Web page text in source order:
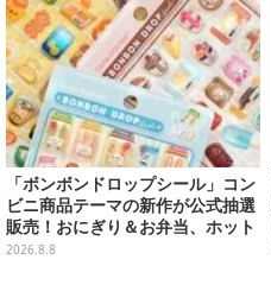
「ボンボンドロップシール」コン
ビニ商品テーマの新作が公式抽選
販売！おにぎり＆お弁当、ホット
スナックなど4種セット
2026.8.8